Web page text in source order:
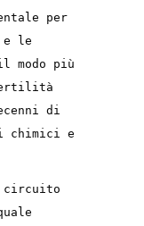
per
e le
modo più
di
chimici e
circuito